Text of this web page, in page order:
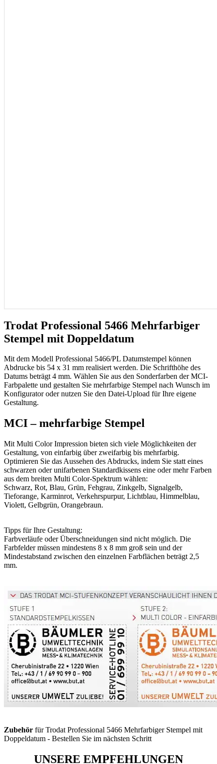
Trodat Professional 5466 Mehrfarbiger
Stempel mit Doppeldatum
Mit dem Modell Professional 5466/PL Datumstempel können
Abdrucke bis 54 x 31 mm realisiert werden. Die Schrifthöhe des
Datums beträgt 4 mm. Wählen Sie aus den Sonderfarben der MCI-
Farbpalette und gestalten Sie mehrfarbige Stempel nach Wunsch im
Konfigurator oder nutzen Sie den Datei-Upload für Ihre eigene
Gestaltung.
MCI – mehrfarbige Stempel
Mit Multi Color Impression bieten sich viele Möglichkeiten der
Gestaltung, von einfarbig über zweifarbig bis mehrfarbig.
Optimieren Sie das Aussehen des Abdrucks, indem Sie statt eines
schwarzen oder unifarbenen Standardkissens eine oder mehr Farben
aus dem breiten Multi Color-Spektrum wählen:
Schwarz, Rot, Blau, Grün, Fehgrau, Zinkgelb, Signalgelb,
Tieforange, Karminrot, Verkehrspurpur, Lichtblau, Himmelblau,
Violett, Gelbgrün, Orangebraun.
Tipps für Ihre Gestaltung:
Farbverläufe oder Überschneidungen sind nicht möglich. Die
Farbfelder müssen mindestens 8 x 8 mm groß sein und der
Mindestabstand zwischen den einzelnen Farbflächen beträgt 2,5
mm.
Zubehör für Trodat Professional 5466 Mehrfarbiger Stempel mit
Doppeldatum - Bestellen Sie im nächsten Schritt
UNSERE EMPFEHLUNGEN